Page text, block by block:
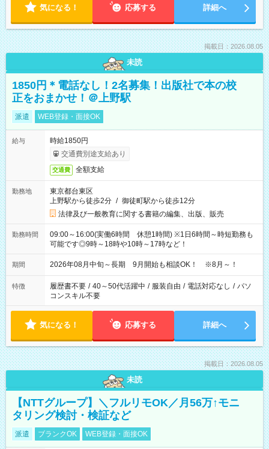
気になる！ 応募する 詳細へ
掲載日：2026.08.05
未読
1850円＊電話なし！2名募集！出版社で本の校
正をおまかせ！＠上野駅
派遣 WEB登録・面接OK
給与
時給1850円
交通費別途支給あり
交通費 全額支給
勤務地
東京都台東区
上野駅から徒歩2分 / 御徒町駅から徒歩12分
法律及び一般教育に関する書籍の編集、出版、販売
勤務時間
09:00～16:00(実働6時間 休憩1時間) ※1日6時間～時短勤務も
可能です◎9時～18時や10時～17時など！
期間 2026年08月中旬～長期 9月開始も相談OK！ ※8月～！
特徴 履歴書不要 / 40～50代活躍中 / 服装自由 / 電話対応なし / パソ
コンスキル不要
気になる！ 応募する 詳細へ
掲載日：2026.08.05
未読
【NTTグループ】＼フルリモOK／月56万↑モニ
タリング検討・検証など
派遣 ブランクOK WEB登録・面接OK